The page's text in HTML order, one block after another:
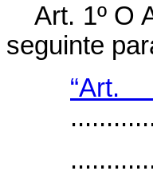
Art. 1º O
seguinte